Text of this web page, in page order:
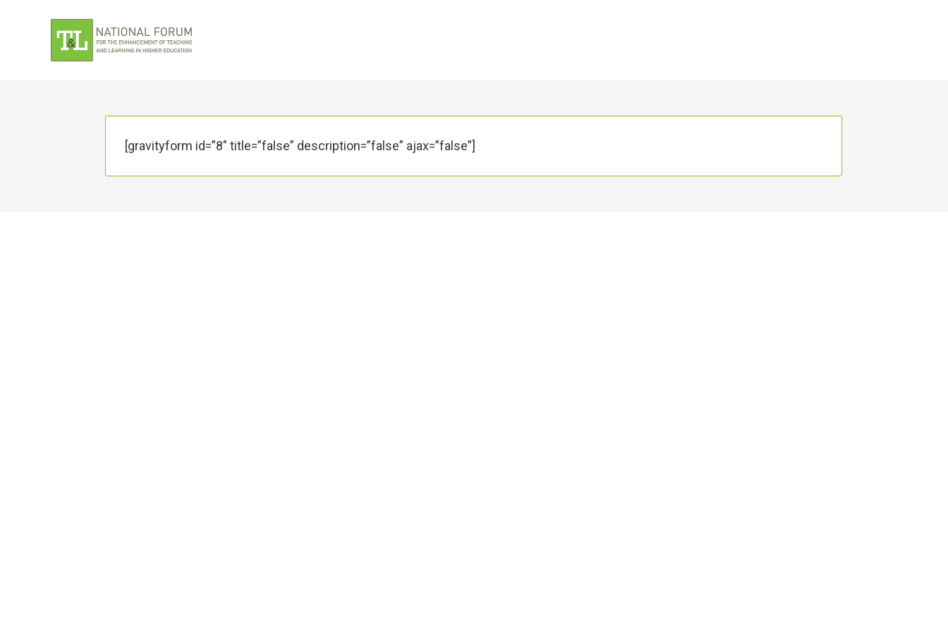
[gravityform id=”8″ title=”false” description=”false” ajax=”false”]